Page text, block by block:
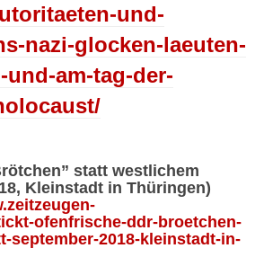
und-
nazi-glocken-laeuten-
und-am-tag-der-
statt westlichem
Kleinstadt in Thüringen)
ofenfrische-ddr-broetchen-
2018-kleinstadt-in-